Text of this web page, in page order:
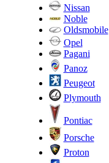
Nissan
Noble
Oldsmobile
Opel
Pagani
Panoz
Peugeot
Plymouth
Pontiac
Porsche
Proton